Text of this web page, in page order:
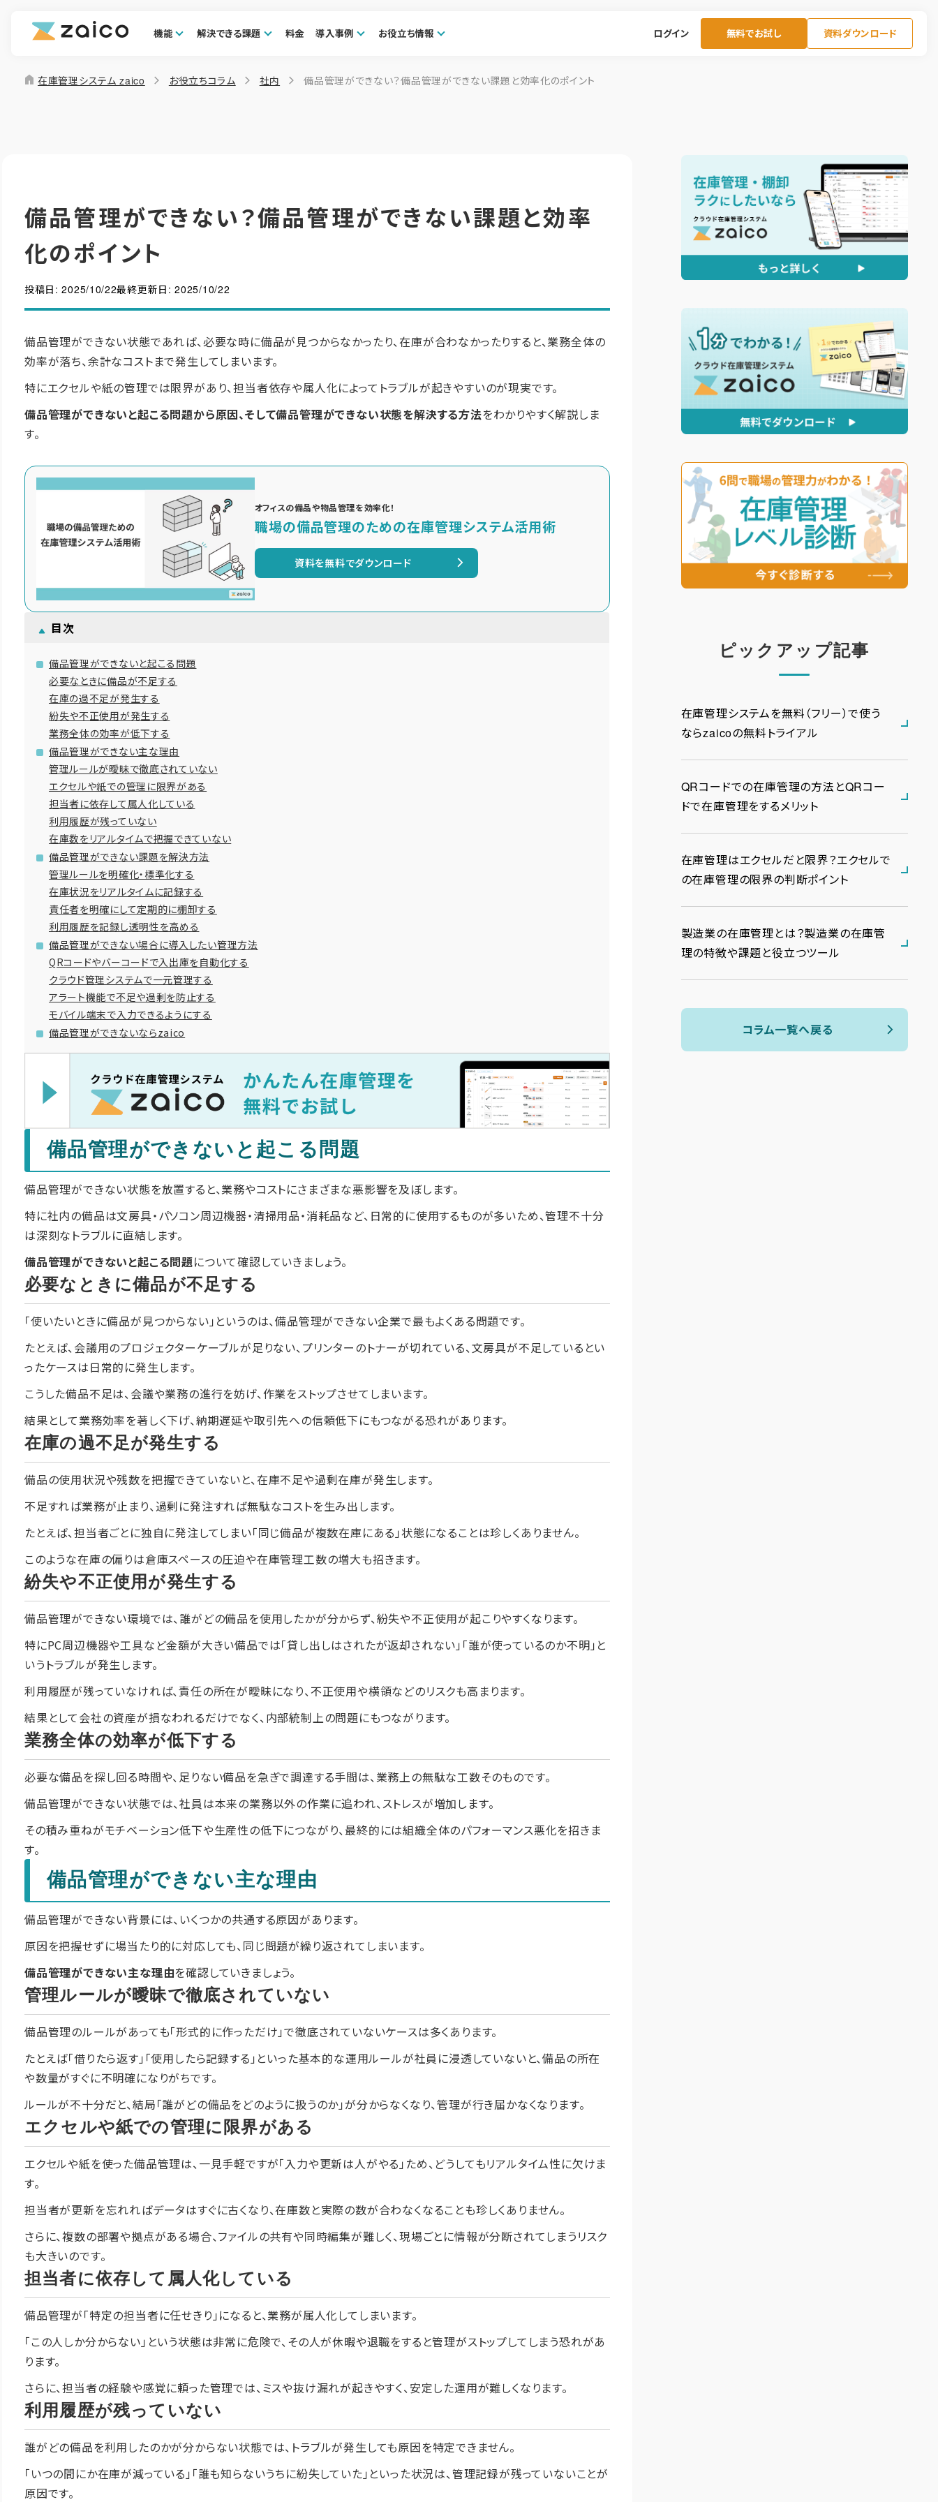
機能 解決できる課題 料金 導入事例 お役立ち情報 ログイン 無料でお試し 資料ダウンロード
home 在庫管理システム zaico お役立ちコラム 社内 備品管理ができない？備品管理ができない課題と効率化のポイント
備品管理ができない？備品管理ができない課題と効率
化のポイント
投稿日:2025/10/22最終更新日:2025/10/22
備品管理ができない状態であれば、必要な時に備品が見つからなかったり、在庫が合わなかったりすると、業務全体の
効率が落ち、余計なコストまで発生してしまいます。
特にエクセルや紙の管理では限界があり、担当者依存や属人化によってトラブルが起きやすいのが現実です。
備品管理ができないと起こる問題から原因、そして備品管理ができない状態を解決する方法をわかりやすく解説しま
す。
オフィスの備品や物品管理を効率化！
職場の備品管理のための在庫管理システム活用術
資料を無料でダウンロード
目次
備品管理ができないと起こる問題
必要なときに備品が不足する
在庫の過不足が発生する
紛失や不正使用が発生する
業務全体の効率が低下する
備品管理ができない主な理由
管理ルールが曖昧で徹底されていない
エクセルや紙での管理に限界がある
担当者に依存して属人化している
利用履歴が残っていない
在庫数をリアルタイムで把握できていない
備品管理ができない課題を解決方法
管理ルールを明確化・標準化する
在庫状況をリアルタイムに記録する
責任者を明確にして定期的に棚卸する
利用履歴を記録し透明性を高める
備品管理ができない場合に導入したい管理方法
QRコードやバーコードで入出庫を自動化する
クラウド管理システムで一元管理する
アラート機能で不足や過剰を防止する
モバイル端末で入力できるようにする
備品管理ができないならzaico
備品管理ができないと起こる問題
備品管理ができない状態を放置すると、業務やコストにさまざまな悪影響を及ぼします。
特に社内の備品は文房具・パソコン周辺機器・清掃用品・消耗品など、日常的に使用するものが多いため、管理不十分
は深刻なトラブルに直結します。
備品管理ができないと起こる問題について確認していきましょう。
必要なときに備品が不足する
「使いたいときに備品が見つからない」というのは、備品管理ができない企業で最もよくある問題です。
たとえば、会議用のプロジェクターケーブルが足りない、プリンターのトナーが切れている、文房具が不足しているとい
ったケースは日常的に発生します。
こうした備品不足は、会議や業務の進行を妨げ、作業をストップさせてしまいます。
結果として業務効率を著しく下げ、納期遅延や取引先への信頼低下にもつながる恐れがあります。
在庫の過不足が発生する
備品の使用状況や残数を把握できていないと、在庫不足や過剰在庫が発生します。
不足すれば業務が止まり、過剰に発注すれば無駄なコストを生み出します。
たとえば、担当者ごとに独自に発注してしまい「同じ備品が複数在庫にある」状態になることは珍しくありません。
このような在庫の偏りは倉庫スペースの圧迫や在庫管理工数の増大も招きます。
紛失や不正使用が発生する
備品管理ができない環境では、誰がどの備品を使用したかが分からず、紛失や不正使用が起こりやすくなります。
特にPC周辺機器や工具など金額が大きい備品では「貸し出しはされたが返却されない」「誰が使っているのか不明」と
いうトラブルが発生します。
利用履歴が残っていなければ、責任の所在が曖昧になり、不正使用や横領などのリスクも高まります。
結果として会社の資産が損なわれるだけでなく、内部統制上の問題にもつながります。
業務全体の効率が低下する
必要な備品を探し回る時間や、足りない備品を急ぎで調達する手間は、業務上の無駄な工数そのものです。
備品管理ができない状態では、社員は本来の業務以外の作業に追われ、ストレスが増加します。
その積み重ねがモチベーション低下や生産性の低下につながり、最終的には組織全体のパフォーマンス悪化を招きま
す。
備品管理ができない主な理由
備品管理ができない背景には、いくつかの共通する原因があります。
原因を把握せずに場当たり的に対応しても、同じ問題が繰り返されてしまいます。
備品管理ができない主な理由を確認していきましょう。
管理ルールが曖昧で徹底されていない
備品管理のルールがあっても「形式的に作っただけ」で徹底されていないケースは多くあります。
たとえば「借りたら返す」「使用したら記録する」といった基本的な運用ルールが社員に浸透していないと、備品の所在
や数量がすぐに不明確になりがちです。
ルールが不十分だと、結局「誰がどの備品をどのように扱うのか」が分からなくなり、管理が行き届かなくなります。
エクセルや紙での管理に限界がある
エクセルや紙を使った備品管理は、一見手軽ですが「入力や更新は人がやる」ため、どうしてもリアルタイム性に欠けま
す。
担当者が更新を忘れればデータはすぐに古くなり、在庫数と実際の数が合わなくなることも珍しくありません。
さらに、複数の部署や拠点がある場合、ファイルの共有や同時編集が難しく、現場ごとに情報が分断されてしまうリスク
も大きいのです。
担当者に依存して属人化している
備品管理が「特定の担当者に任せきり」になると、業務が属人化してしまいます。
「この人しか分からない」という状態は非常に危険で、その人が休暇や退職をすると管理がストップしてしまう恐れがあ
ります。
さらに、担当者の経験や感覚に頼った管理では、ミスや抜け漏れが起きやすく、安定した運用が難しくなります。
利用履歴が残っていない
誰がどの備品を利用したのかが分からない状態では、トラブルが発生しても原因を特定できません。
「いつの間にか在庫が減っている」「誰も知らないうちに紛失していた」といった状況は、管理記録が残っていないことが
原因です。
ピックアップ記事
在庫管理システムを無料（フリー）で使う
ならzaicoの無料トライアル
QRコードでの在庫管理の方法とQRコー
ドで在庫管理をするメリット
在庫管理はエクセルだと限界？エクセルで
の在庫管理の限界の判断ポイント
製造業の在庫管理とは？製造業の在庫管
理の特徴や課題と役立つツール
コラム一覧へ戻る